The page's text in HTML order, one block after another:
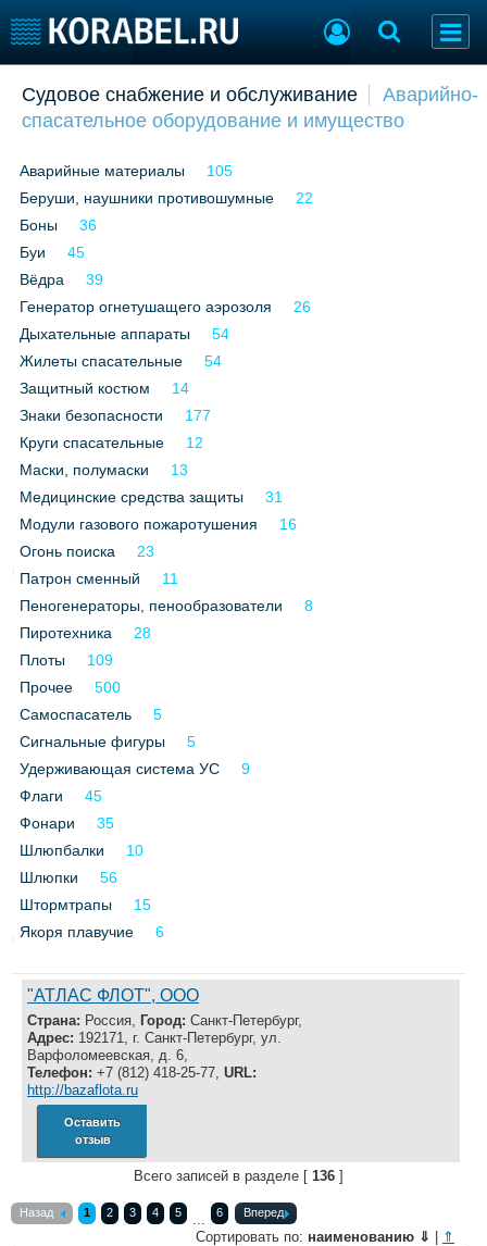
Судостроение
Новости
Компании
Репутация
Работа
Крюинг
Журнал
Реклама
Торговая площадка
Продажа флота
Оборудование
Конференции
Выставки и семинары
Личности
Словарь
Все службы
Судовое снабжение и обслуживание
Аварийно-
спасательное оборудование и имущество
Аварийные материалы
105
Беруши, наушники противошумные
22
Боны
36
Буи
45
Вёдра
39
Генератор огнетушащего аэрозоля
26
Дыхательные аппараты
54
Жилеты спасательные
54
Защитный костюм
14
Знаки безопасности
177
Круги спасательные
12
Маски, полумаски
13
Медицинские средства защиты
31
Модули газового пожаротушения
16
Огонь поиска
23
Патрон сменный
11
Пеногенераторы, пенообразователи
8
Пиротехника
28
Плоты
109
Прочее
500
Самоспасатель
5
Сигнальные фигуры
5
Удерживающая система УС
9
Флаги
45
Фонари
35
Шлюпбалки
10
Шлюпки
56
Штормтрапы
15
Якоря плавучие
6
"АТЛАС ФЛОТ", ООО
Страна: Россия, Город: Санкт-Петербург,
Адрес: 192171, г. Санкт-Петербург, ул.
Варфоломеевская, д. 6,
Телефон: +7 (812) 418-25-77, URL:
http://bazaflota.ru
Оставить
отзыв
Всего записей в разделе [ 136]
Назад 1 2 3 4 5 ... 6 Вперед
Сортировать по: наименованию ⇓
⇑